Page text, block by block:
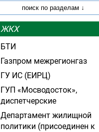
ЖКХ
БТИ
Газпром межрегионгаз
ГУ ИС (ЕИРЦ)
ГУП «Мосводосток»,
диспетчерские
Департамент жилищной
политики (присоединен к